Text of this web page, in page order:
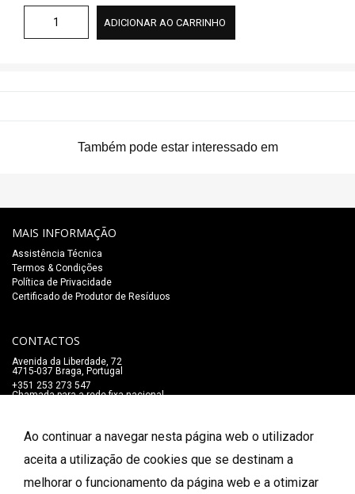
Ao continuar a navegar nesta página web o utilizador
aceita a utilização de cookies que se destinam a
melhorar o funcionamento da página web e a otimizar
ADICIONAR AO CARRINHO
Também pode estar interessado em
MAIS INFORMAÇÃO
Assistência Técnica
Termos & Condições
Política de Privacidade
Certificado de Produtor de Resíduos
CONTACTOS
Avenida da Liberdade, 72
4715-037 Braga, Portugal
+351 253 273 547
Chamada para a rede fixa nacional